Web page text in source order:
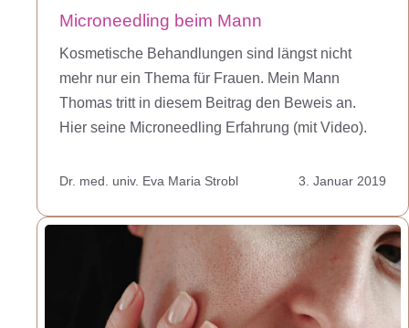
Microneedling beim Mann
Kosmetische Behandlungen sind längst nicht
mehr nur ein Thema für Frauen. Mein Mann
Thomas tritt in diesem Beitrag den Beweis an.
Hier seine Microneedling Erfahrung (mit Video).
Dr. med. univ. Eva Maria Strobl 3. Januar 2019